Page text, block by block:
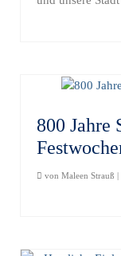
800 Jahre
von Maleen Strauß |